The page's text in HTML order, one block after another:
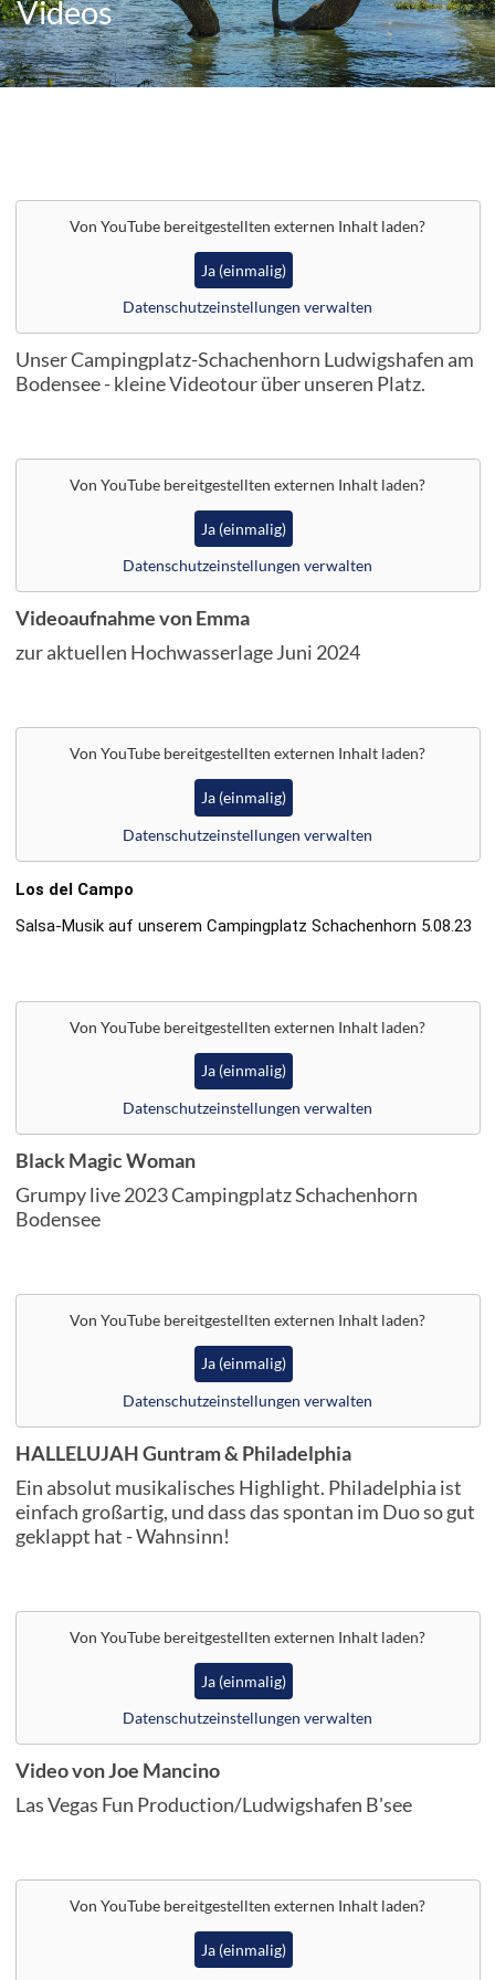
Bus-Treffen am See
Videos
Team
Wegweiser & Lageplan
Aktivitäten am Bodensee
Sehenswürdigkeiten
Stellplatzreservierungen
Unsere Hütten
Preise
Kontakt
Videos
Von YouTube bereitgestellten externen Inhalt laden?
Ja (einmalig)
Datenschutzeinstellungen verwalten
Unser Campingplatz-Schachenhorn Ludwigshafen am
Bodensee - kleine Videotour über unseren Platz.
Von YouTube bereitgestellten externen Inhalt laden?
Ja (einmalig)
Datenschutzeinstellungen verwalten
Videoaufnahme von Emma
zur aktuellen Hochwasserlage Juni 2024
Von YouTube bereitgestellten externen Inhalt laden?
Ja (einmalig)
Datenschutzeinstellungen verwalten
Los del Campo
Salsa-Musik auf unserem Campingplatz Schachenhorn 5.08.23
Von YouTube bereitgestellten externen Inhalt laden?
Ja (einmalig)
Datenschutzeinstellungen verwalten
Black Magic Woman
Grumpy live 2023 Campingplatz Schachenhorn
Bodensee
Von YouTube bereitgestellten externen Inhalt laden?
Ja (einmalig)
Datenschutzeinstellungen verwalten
HALLELUJAH Guntram & Philadelphia
Ein absolut musikalisches Highlight. Philadelphia ist
einfach großartig, und dass das spontan im Duo so gut
geklappt hat - Wahnsinn!
Von YouTube bereitgestellten externen Inhalt laden?
Ja (einmalig)
Datenschutzeinstellungen verwalten
Video von Joe Mancino
Las Vegas Fun Production/Ludwigshafen B'see
Von YouTube bereitgestellten externen Inhalt laden?
Ja (einmalig)